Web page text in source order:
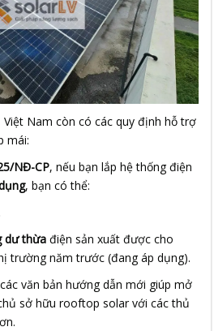
Nam còn có các quy định hỗ trợ
mái:
NĐ-CP, nếu bạn lắp hệ thống điện
, bạn có thể:
dư thừa điện sản xuất được cho
trường năm trước (đang áp dụng).
văn bản hướng dẫn mới giúp mở
sở hữu rooftop solar với các thủ